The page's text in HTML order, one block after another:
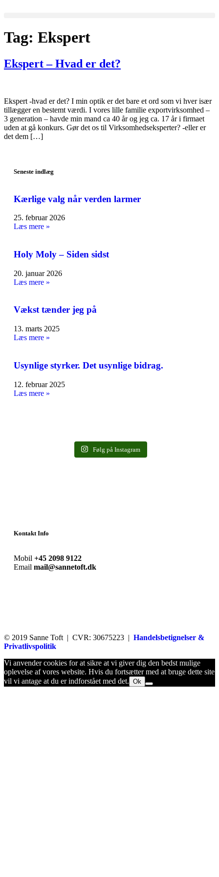
Tag: Ekspert
Ekspert – Hvad er det?
Ekspert -hvad er det? I min optik er det bare et ord som vi hver især
tillægger en bestemt værdi. I vores lille familie exportvirksomhed –
3 generation – havde min mand ca 40 år og jeg ca. 17 år i firmaet
uden at gå konkurs. Gør det os til Virksomhedseksperter? -eller er
det dem […]
Seneste indlæg
Kærlige valg når verden larmer
25. februar 2026
Læs mere »
Holy Moly – Siden sidst
20. januar 2026
Læs mere »
Vækst tænder jeg på
13. marts 2025
Læs mere »
Usynlige styrker. Det usynlige bidrag.
12. februar 2025
Læs mere »
Følg på Instagram
Kontakt Info
Mobil +45 2098 9122
Email mail@sannetoft.dk
© 2019 Sanne Toft | CVR: 30675223 | Handelsbetignelser &
Privatlivspolitik
Vi anvender cookies for at sikre at vi giver dig den bedst mulige
oplevelse af vores website. Hvis du fortsætter med at bruge dette site
vil vi antage at du er indforstået med det. Ok